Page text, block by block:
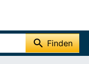
search Finden